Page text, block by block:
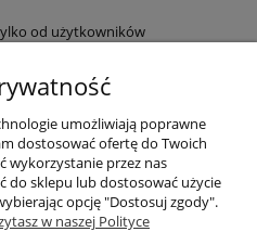
od użytkowników
KLIENTA
umożliwiają poprawne
dostosować ofertę do Twoich
wykorzystanie przez nas
do sklepu lub dostosować użycie
opcję "Dostosuj zgody".
w naszej Polityce